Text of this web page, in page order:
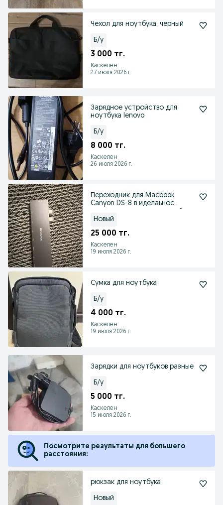
Чехол для ноутбука, черный
Б/у
3 000 тг.
Каскелен
27 июля 2026 г.
Зарядное устройство для
ноутбука lenovo
Б/у
8 000 тг.
Каскелен
26 июля 2026 г.
Переходник для Macbook
Canyon DS-8 в иделаьнос
Новый
25 000 тг.
Каскелен
19 июля 2026 г.
Сумка для ноутбука
Б/у
4 000 тг.
Каскелен
19 июля 2026 г.
Зарядки для ноутбуков разные
Б/у
5 000 тг.
Каскелен
15 июля 2026 г.
Посмотрите результаты для большего
расстояния:
рюкзак для ноутбука
Новый